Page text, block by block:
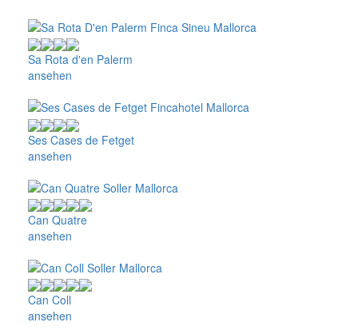
Sa Rota d'en Palerm
ansehen
Ses Cases de Fetget
ansehen
Can Quatre
ansehen
Can Coll
ansehen